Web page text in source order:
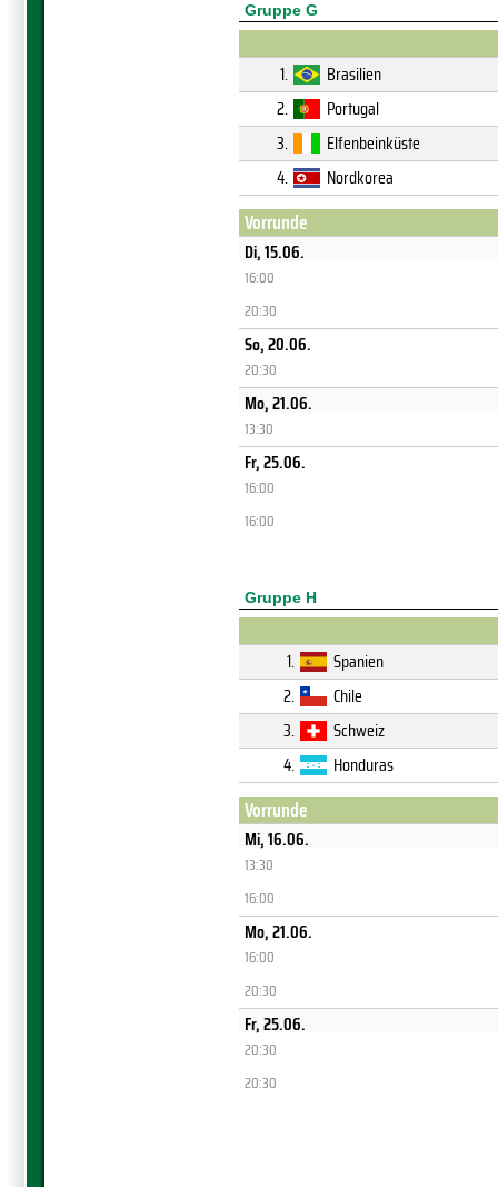
Gruppe G
1.
Brasilien
2.
Portugal
3.
Elfenbeinküste
4.
Nordkorea
Vorrunde
Di, 15.06.
16:00
20:30
So, 20.06.
20:30
Mo, 21.06.
13:30
Fr, 25.06.
16:00
16:00
Gruppe H
1.
Spanien
2.
Chile
3.
Schweiz
4.
Honduras
Vorrunde
Mi, 16.06.
13:30
16:00
Mo, 21.06.
16:00
20:30
Fr, 25.06.
20:30
20:30